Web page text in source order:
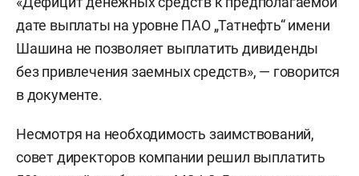
дате выплаты на уровне ПАО „Татнефть“ имени
Шашина не позволяет выплатить дивиденды
без привлечения заемных средств», — говорится
в документе.
Несмотря на необходимость заимствований,
совет директоров компании решил выплатить